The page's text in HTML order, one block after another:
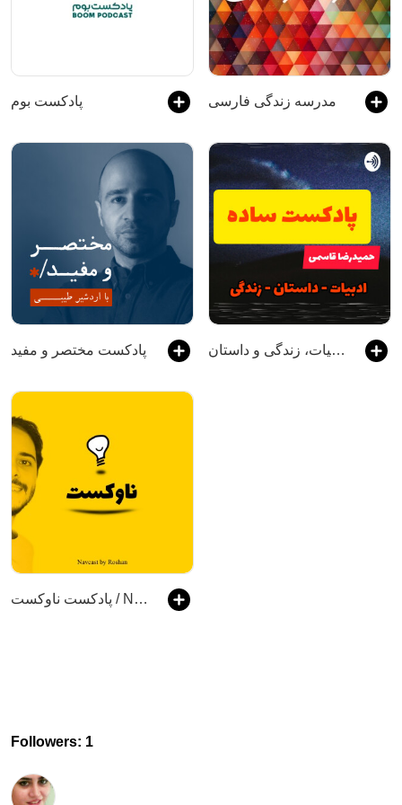
پادکست بوم مدرسه زندگی فارسی
پادکست مختصر و مفید پادکست ساده - گفتن از ادبیات، زندگی و داستان
پادکست ناوکست / Navcast
Followers: 1